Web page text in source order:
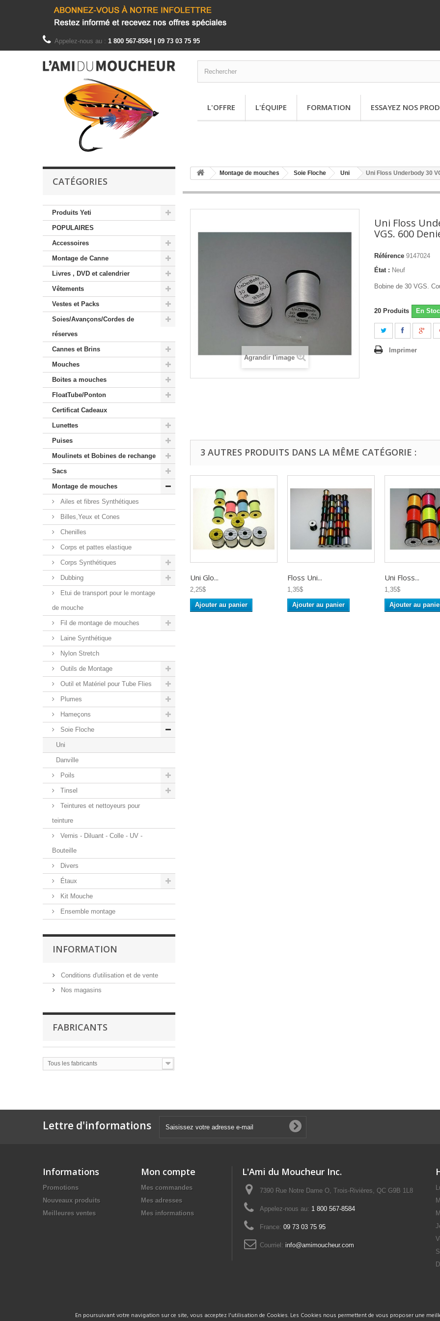
Appelez-nous au : 1 800 567-8584 | 09 73 03 75 95
L'OFFRE L'ÉQUIPE FORMATION ESSAYEZ NOS
CATÉGORIES
Produits Yeti
POPULAIRES
Accessoires
Montage de Canne
Livres , DVD et calendrier
Vêtements
Vestes et Packs
Soies/Avançons/Cordes de
réserves
Cannes et Brins
Mouches
Boites a mouches
FloatTube/Ponton
Certificat Cadeaux
Lunettes
Puises
Moulinets et Bobines de rechange
Sacs
Montage de mouches
Ailes et fibres Synthétiques
Billes,Yeux et Cones
Chenilles
Corps et pattes elastique
Corps Synthétiques
Dubbing
Etui de transport pour le montage
de mouche
Fil de montage de mouches
Laine Synthétique
Nylon Stretch
Outils de Montage
Outil et Matériel pour Tube Flies
Plumes
Hameçons
Soie Floche
Uni
Danville
Poils
Tinsel
Teintures et nettoyeurs pour
teinture
Vernis - Diluant - Colle - UV -
Bouteille
Divers
Étaux
Kit Mouche
Ensemble montage
INFORMATION
Conditions d'utilisation et de vente
Nos magasins
FABRICANTS
Tous les fabricants
Montage de mouches Soie Floche Uni Uni Floss Underbody 30
Agrandir l'image
Uni Floss
VGS. 600
Référence 9147024
État : Neuf
Bobine de 30 VGS.
20 Produits En
Imprimer
3 AUTRES PRODUITS DANS LA MÊME CATÉGORIE :
Uni Glo...
2,25$
Ajouter au panier
Floss Uni...
1,35$
Ajouter au panier
Uni Floss...
1,35$
Ajouter au
Lettre d'informations
Informations
Promotions
Nouveaux produits
Meilleures ventes
Mon compte
Mes commandes
Mes adresses
Mes informations
L'Ami du Moucheur Inc.
7390 Rue Notre Dame O, Trois-Rivières, QC G9B 1L8
Appelez-nous au: 1 800 567-8584
France: 09 73 03 75 95
Courriel: info@amimoucheur.com
En poursuivant votre navigation sur ce site, vous acceptez l'utilisation de Cookies. Les Cookies nous permettent de vous proposer une